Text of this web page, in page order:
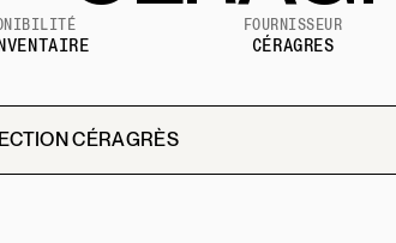
FOURNISSEUR
CÉRAGRES
CÉRAGRÈS